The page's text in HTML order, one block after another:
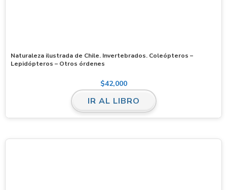
Naturaleza ilustrada de Chile. Invertebrados. Coleópteros –
Lepidópteros – Otros órdenes
$42,000
IR AL LIBRO